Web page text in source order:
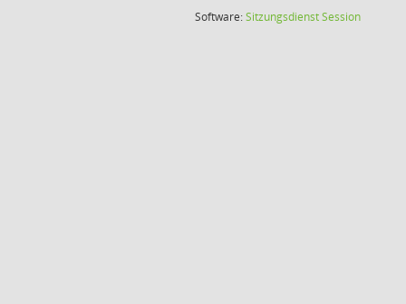
Software:SitzungsdienstSession(Wird in